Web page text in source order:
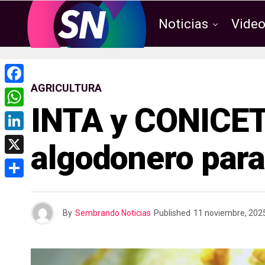
Noticias
AGRICULTURA
INTA y
algodonero
By Sembrando Noticias Published 11 noviembre,
F
a
c
e
b
W
h
a
L
i
n
X